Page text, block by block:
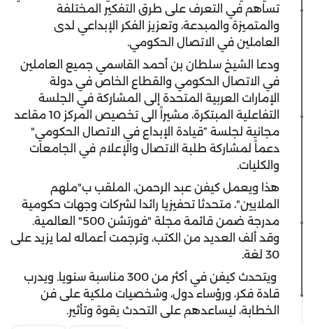
تساهم في التعرف على طرق التفكير المختلفة
والمتميزة والمبدعة، وتعزيز الفكر الإبداعي لدى
العاملين في الاتصال الحكومي.
ودعا الشيخ سلطان بن أحمد القاسمي جميع العاملين
في الاتصال الحكومي والقطاع الخاص في دولة
الإمارات العربية المتحدة إلى المشاركة في الجلسة
التفاعلية المبتكرة، مشيراً الى تخصيص المركز 10 مقاعد
مجانية لجلسة “قيادة الإبداع في الاتصال الحكومي"
دعماً لمشاركة طلبة الاتصال والإعلام في الجامعات
والكليات.
هذا ويعمل كيفن عبد الرحمن، الملقب ب"ملهم
الملايين"، متحدثا تحفيزيا رائدا لشركات وجهات حكومية
مدرجة ضمن قائمة مجلة "فورتشن 500" العالمية.
وقد ألف العديد من الكتب، وترجمت أعماله لما يزيد على
30 لغة.
ويتحدث كيفن في أكثر من 300 مناسبة سنويا. ويدرب
قادة فكر، ورؤساء دول، وشخصيات ملكية على فن
الخطابة، ليساعدهم على التحدث بقوة وتأثير.